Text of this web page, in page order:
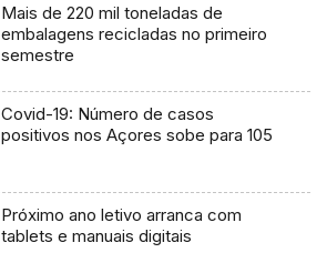
Mais de 220 mil toneladas de
embalagens recicladas no primeiro
semestre
Covid-19: Número de casos
positivos nos Açores sobe para 105
Próximo ano letivo arranca com
tablets e manuais digitais